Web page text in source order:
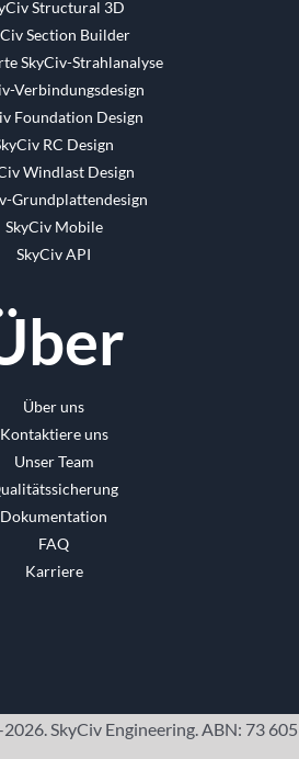
Structural 3D
Section Builder
SkyCiv-Strahlanalyse
Verbindungsdesign
Foundation Design
RC Design
Windlast Design
Grundplattendesign
SkyCiv Mobile
SkyCiv API
Über uns
Kontaktiere uns
Unser Team
Dokumentation
FAQ
Karriere
SkyCiv Engineering. ABN: 73 605